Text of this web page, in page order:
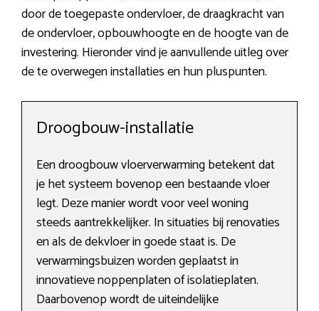
door de toegepaste ondervloer, de draagkracht van
de ondervloer, opbouwhoogte en de hoogte van de
investering. Hieronder vind je aanvullende uitleg over
de te overwegen installaties en hun pluspunten.
Droogbouw-installatie
Een droogbouw vloerverwarming betekent dat
je het systeem bovenop een bestaande vloer
legt. Deze manier wordt voor veel woning
steeds aantrekkelijker. In situaties bij renovaties
en als de dekvloer in goede staat is. De
verwarmingsbuizen worden geplaatst in
innovatieve noppenplaten of isolatieplaten.
Daarbovenop wordt de uiteindelijke